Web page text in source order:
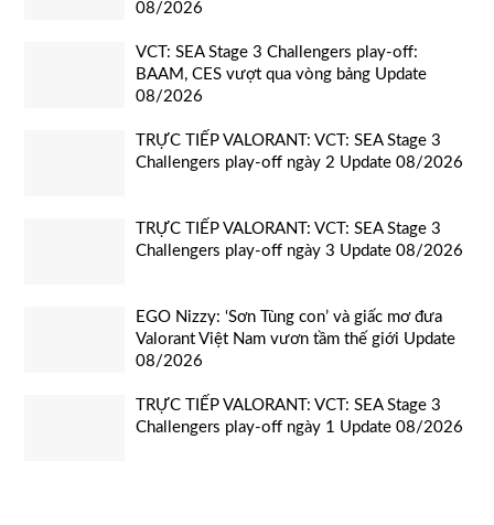
08/2026
VCT: SEA Stage 3 Challengers play-off:
BAAM, CES vượt qua vòng bảng Update
08/2026
TRỰC TIẾP VALORANT: VCT: SEA Stage 3
Challengers play-off ngày 2 Update 08/2026
TRỰC TIẾP VALORANT: VCT: SEA Stage 3
Challengers play-off ngày 3 Update 08/2026
EGO Nizzy: ‘Sơn Tùng con’ và giấc mơ đưa
Valorant Việt Nam vươn tầm thế giới Update
08/2026
TRỰC TIẾP VALORANT: VCT: SEA Stage 3
Challengers play-off ngày 1 Update 08/2026